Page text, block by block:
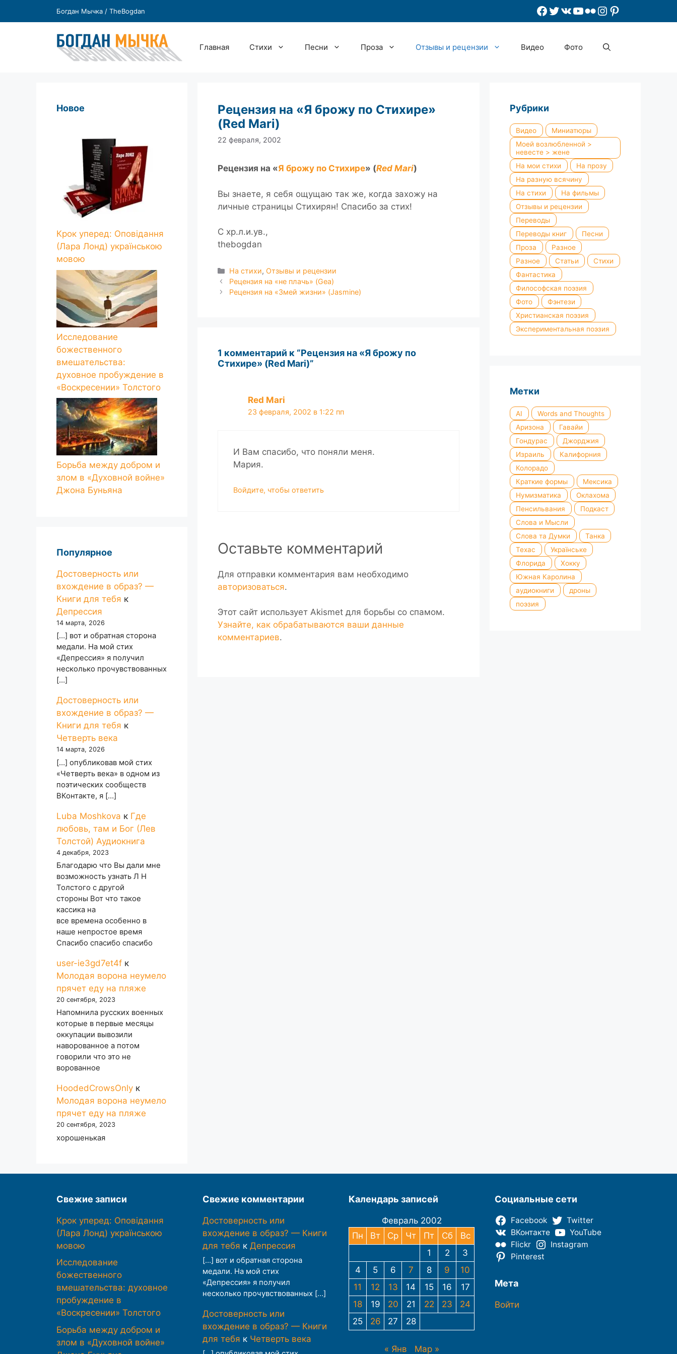
Facebook
Twitter
ВКонтакте
YouTube
Flickr
Instagram
Pinterest
Богдан Мычка / TheBogdan
Главная Стихи Песни Проза Отзывы и рецензии Видео Фото
Рецензия на «Я брожу по Стихире»
(Red Mari)
22 февраля, 2002
Рецензия на «Я брожу по Стихире» (Red Mari)
Вы знаете, я себя ощущаю так же, когда захожу на
личные страницы Стихирян! Спасибо за стих!
С хр.л.и.ув.,
thebogdan
Рубрики
На стихи, Отзывы и рецензии
Рецензия на «не плачь» (Gea)
Рецензия на «Змей жизни» (Jasmine)
1 комментарий к “Рецензия на «Я брожу по
Стихире» (Red Mari)”
Red Mari
23 февраля, 2002 в 1:22 пп
И Вам спасибо, что поняли меня.
Мария.
Войдите, чтобы ответить
Оставьте комментарий
Для отправки комментария вам необходимо
авторизоваться.
Этот сайт использует Akismet для борьбы со спамом.
Узнайте, как обрабатываются ваши данные
комментариев.
Новое
Крок уперед: Оповідання
(Лара Лонд) українською
мовою
Исследование
божественного
вмешательства:
духовное пробуждение в
«Воскресении» Толстого
Борьба между добром и
злом в «Духовной войне»
Джона Буньяна
Популярное
Достоверность или
вхождение в образ? —
Книги для тебя к
Депрессия
14 марта, 2026
[…] вот и обратная сторона
медали. На мой стих
«Депрессия» я получил
несколько прочувствованных
[…]
Достоверность или
вхождение в образ? —
Книги для тебя к
Четверть века
14 марта, 2026
[…] опубликовав мой стих
«Четверть века» в одном из
поэтических сообществ
ВКонтакте, я […]
Luba Moshkova к Где
любовь, там и Бог (Лев
Толстой) Аудиокнига
4 декабря, 2023
Благодарю что Вы дали мне
возможность узнать Л Н
Толстого с другой
стороны Вот что такое
кассика на
все времена особенно в
наше непростое время
Спасибо спасибо спасибо
user-ie3gd7et4f к
Молодая ворона неумело
прячет еду на пляже
20 сентября, 2023
Напомнила русских военных
которые в первые месяцы
оккупации вывозили
наворованное а потом
говорили что это не
ворованное
HoodedCrowsOnly к
Молодая ворона неумело
прячет еду на пляже
20 сентября, 2023
хорошенькая
Рубрики
Видео
Миниатюры
Моей возлюбленной >
невесте > жене
На мои стихи
На прозу
На разную всячину
На стихи
На фильмы
Отзывы и рецензии
Переводы
Переводы книг
Песни
Проза
Разное
Разное
Статьи
Стихи
Фантастика
Философская поэзия
Фото
Фэнтези
Христианская поэзия
Экспериментальная поэзия
Метки
AI
Words and Thoughts
Аризона
Гавайи
Гондурас
Джорджия
Израиль
Калифорния
Колорадо
Краткие формы
Мексика
Нумизматика
Оклахома
Пенсильвания
Подкаст
Слова и Мысли
Слова та Думки
Танка
Техас
Українське
Флорида
Хокку
Южная Каролина
аудиокниги
дроны
поэзия
Свежие записи
Крок уперед: Оповідання
(Лара Лонд) українською
мовою
Исследование
божественного
вмешательства: духовное
пробуждение в
«Воскресении» Толстого
Борьба между добром и
злом в «Духовной войне»
Свежие комментарии
Достоверность или
вхождение в образ? — Книги
для тебя к Депрессия
[…] вот и обратная сторона
медали. На мой стих
«Депрессия» я получил
несколько прочувствованных […]
Достоверность или
вхождение в образ? — Книги
для тебя к Четверть века
Календарь записей
Февраль 2002
Пн
Вт Ср Чт Пт Сб
Вс
1
2
3
4
5 6 7 8 9
10
11
12 13 14 15 16
17
18
19 20 21 22 23
24
25
26 27 28
« Янв Мар »
Социальные сети
Facebook
Twitter
ВКонтакте
YouTube
Flickr
Instagram
Pinterest
Мета
Войти